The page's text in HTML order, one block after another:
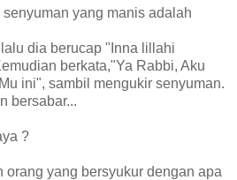
yang manis adalah
dia berucap "Inna lillahi
berkata,"Ya Rabbi, Aku
ini", sambil mengukir senyuman.
bersabar...
?
orang yang bersyukur dengan apa